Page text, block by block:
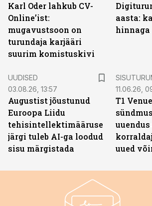
Karl Oder lahkub CV-
Online’ist:
mugavustsoon on
turundaja karjääri
suurim komistuskivi
aasta:
hinnaga
UUDISED
03.08.26, 13:57
Augustist jõustunud
Euroopa Liidu
tehisintellektimääruse
järgi tuleb AI-ga loodud
sisu märgistada
11.06.26,
T1 Venue
uuendus
uued